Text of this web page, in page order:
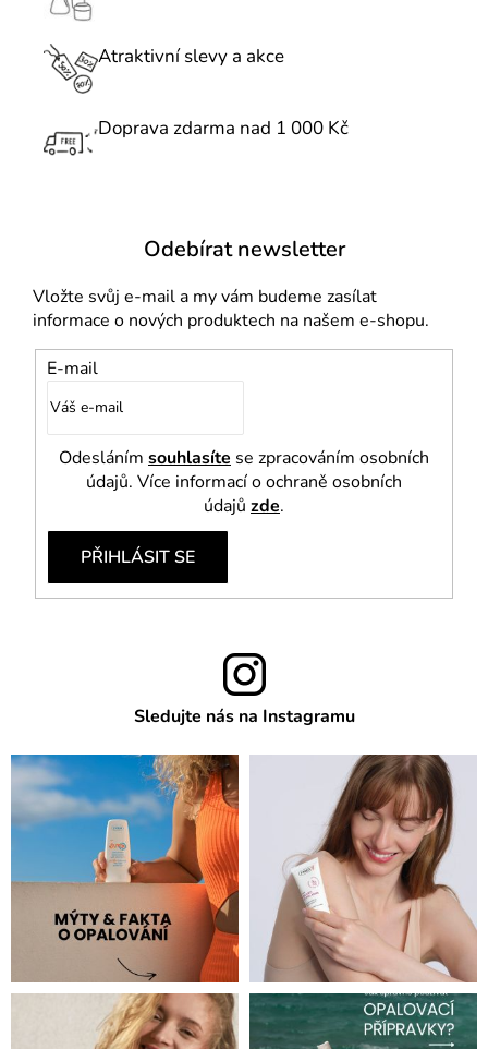
r
y
i
s
u
Atraktivní slevy a akce
Doprava zdarma nad 1 000 Kč
Odebírat newsletter
Vložte svůj e-mail a my vám budeme zasílat
informace o nových produktech na našem e-shopu.
E-mail
Odesláním souhlasíte se zpracováním osobních
údajů. Více informací o ochraně osobních
údajů zde.
PŘIHLÁSIT SE
Sledujte nás na Instagramu